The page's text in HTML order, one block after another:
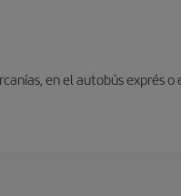
en el autobús exprés